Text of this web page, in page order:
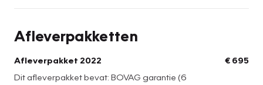
Afleverpakketten
Afleverpakket 2022
Dit afleverpakket bevat: BOVAG garantie (6
€ 695